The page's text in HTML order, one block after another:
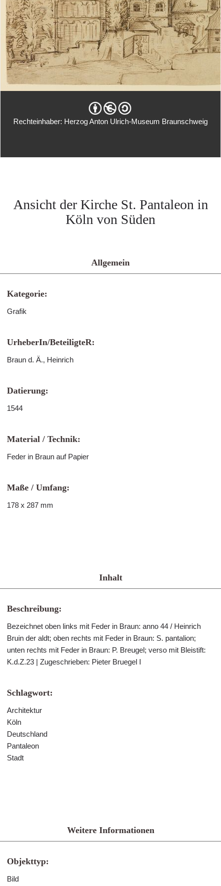
Rechteinhaber: Herzog Anton Ulrich-Museum Braunschweig
Ansicht der Kirche St. Pantaleon in
Köln von Süden
Allgemein
Kategorie:
Grafik
UrheberIn/BeteiligteR:
Braun d. Ä., Heinrich
Datierung:
1544
Material / Technik:
Feder in Braun auf Papier
Maße / Umfang:
178 x 287 mm
Inhalt
Beschreibung:
Bezeichnet oben links mit Feder in Braun: anno 44 / Heinrich
Bruin der aldt; oben rechts mit Feder in Braun: S. pantalion;
unten rechts mit Feder in Braun: P. Breugel; verso mit Bleistift:
K.d.Z.23 | Zugeschrieben: Pieter Bruegel I
Schlagwort:
Architektur
Köln
Deutschland
Pantaleon
Stadt
Weitere Informationen
Objekttyp:
Bild